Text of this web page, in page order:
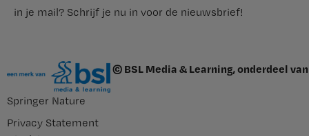
in je mail? Schrijf je nu in voor de nieuwsbrief!
© BSL Media & Learning, onderdeel van
Springer Nature
Privacy Statement